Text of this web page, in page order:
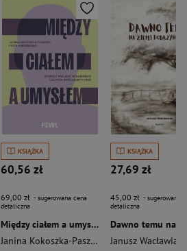
KSIĄŻKA
60,56 zł
69,00 zł - sugerowana cena
detaliczna
Między ciałem a umysłem
Janina Kokoszka-Paszkot
Piotr Wierzbiński
KSIĄŻKA
27,69 zł
45,00 zł - sugerowana
detaliczna
Janusz Wacławiak